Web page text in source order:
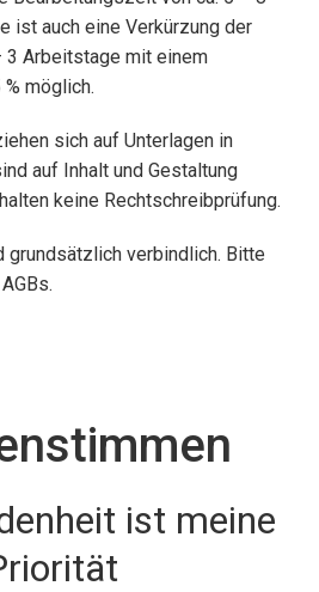
ist auch eine Verkürzung der
Arbeitstage mit einem
möglich.
sich auf Unterlagen in
auf Inhalt und Gestaltung
keine Rechtschreibprüfung.
grundsätzlich verbindlich. Bitte
ist meine